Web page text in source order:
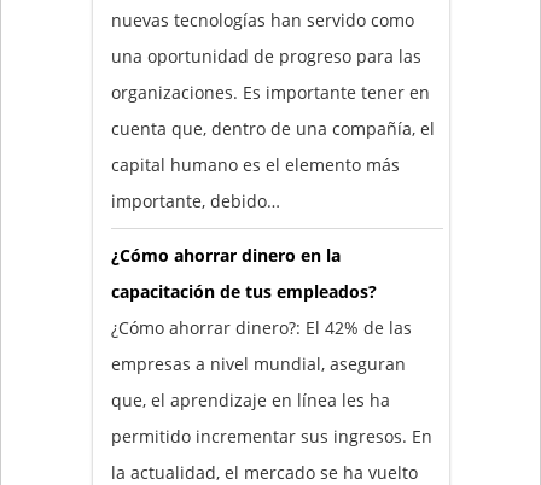
nuevas tecnologías han servido como
una oportunidad de progreso para las
organizaciones. Es importante tener en
cuenta que, dentro de una compañía, el
capital humano es el elemento más
importante, debido…
¿Cómo ahorrar dinero en la
capacitación de tus empleados?
¿Cómo ahorrar dinero?: El 42% de las
empresas a nivel mundial, aseguran
que, el aprendizaje en línea les ha
permitido incrementar sus ingresos. En
la actualidad, el mercado se ha vuelto